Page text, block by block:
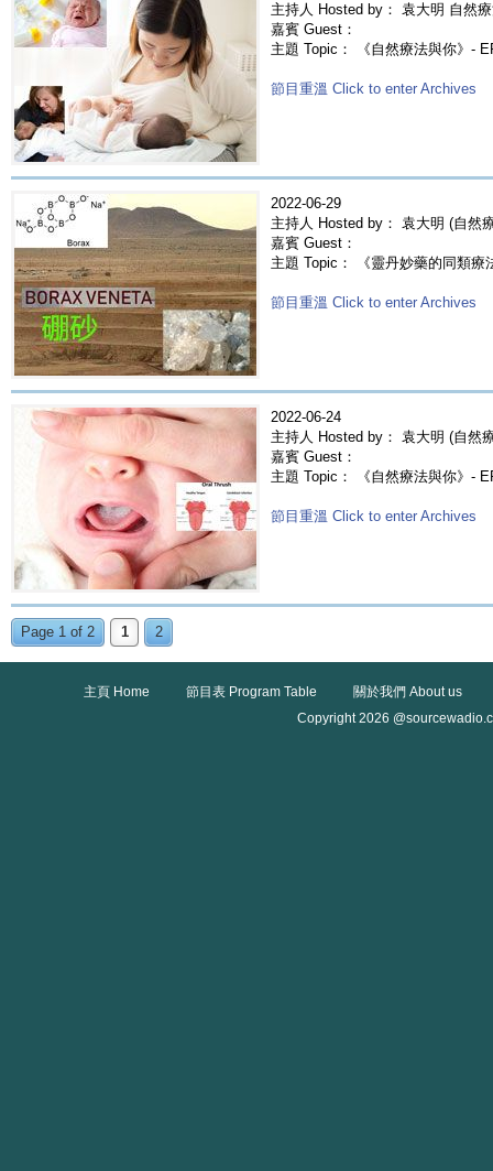
主持人 Hosted by： 袁大明 自然
嘉賓 Guest：
主題 Topic： 《自然療法與你》-
節目重溫 Click to enter Archives
2022-06-29
主持人 Hosted by： 袁大明 (自然
嘉賓 Guest：
主題 Topic： 《靈丹妙藥的同類
節目重溫 Click to enter Archives
2022-06-24
主持人 Hosted by： 袁大明 (自然
嘉賓 Guest：
主題 Topic： 《自然療法與你》-
節目重溫 Click to enter Archives
Page 1 of 2 1 2
主頁 Home 節目表 Program Table
關於我們 About us
Copyright 2026